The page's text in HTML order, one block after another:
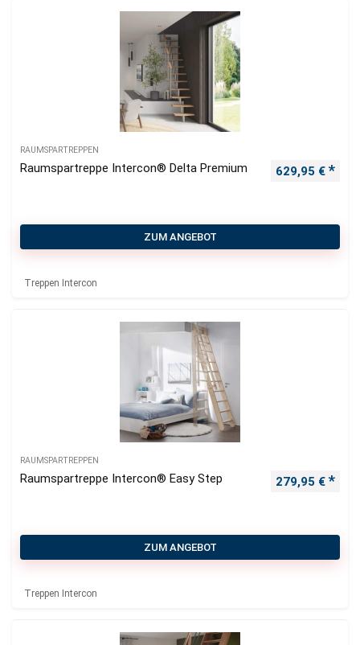
RAUMSPARTREPPEN
Raumspartreppe Intercon® Delta Premium 629,95 €
ZUM ANGEBOT
Treppen Intercon
RAUMSPARTREPPEN
Raumspartreppe Intercon® Easy Step 279,95 €
ZUM ANGEBOT
Treppen Intercon